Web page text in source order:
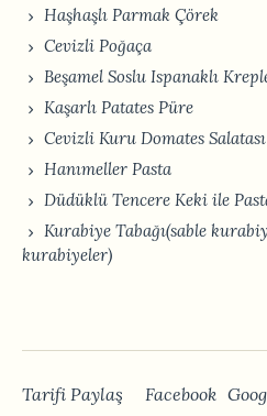
Haşhaşlı Parmak Çörek
Cevizli Poğaça
Beşamel Soslu Ispanaklı
Kaşarlı Patates Püre
Cevizli Kuru Domates Salatası
Hanımeller Pasta
Düdüklü Tencere Keki ile
Kurabiye Tabağı(sable
kurabiyeler)
Tarifi Paylaş Facebook